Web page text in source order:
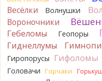
BorisM Сдаётся мне,
23 часа назад
Кирилл
Вони не
начали желтеть. Выкинул.
1 день назад
Кирилл Спасибо.
1 день назад
Весёлки Волнушки
Вороночники
Гебеломы Геопоры
Гиднеллумы
Гиропорусы Гифоломы
Головачи Горчаки